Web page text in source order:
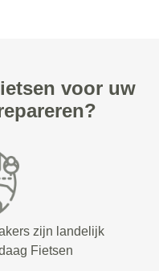
voor uw
zijn landelijk
Fietsen